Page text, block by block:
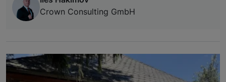
Crown Consulting GmbH